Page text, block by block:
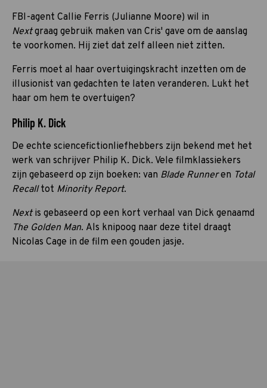
FBI-agent Callie Ferris (Julianne Moore) wil in
Nextgraag gebruik maken van Cris' gave om de aanslag
te voorkomen. Hij ziet dat zelf alleen niet zitten.
Ferris moet al haar overtuigingskracht inzetten om de
illusionist van gedachten te laten veranderen. Lukt het
haar om hem te overtuigen?
Philip K. Dick
De echte sciencefictionliefhebbers zijn bekend met het
werk van schrijver Philip K. Dick. Vele filmklassiekers
zijn gebaseerd op zijn boeken: van Blade Runneren Total
Recalltot Minority Report.
Nextis gebaseerd op een kort verhaal van Dick genaamd
The Golden Man. Als knipoog naar deze titel draagt
Nicolas Cage in de film een gouden jasje.